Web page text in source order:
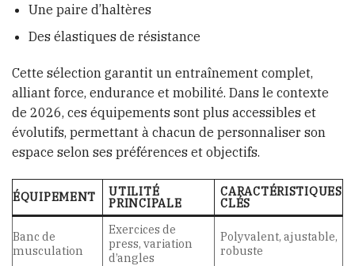
Une paire d’haltères
Des élastiques de résistance
Cette sélection garantit un entraînement complet,
alliant force, endurance et mobilité. Dans le contexte
de 2026, ces équipements sont plus accessibles et
évolutifs, permettant à chacun de personnaliser son
espace selon ses préférences et objectifs.
ÉQUIPEMENT UTILITÉ
PRINCIPALE
CARACTÉRISTIQUES
CLÉS
Banc de
musculation
Exercices de
press, variation
d’angles
Polyvalent, ajustable,
robuste